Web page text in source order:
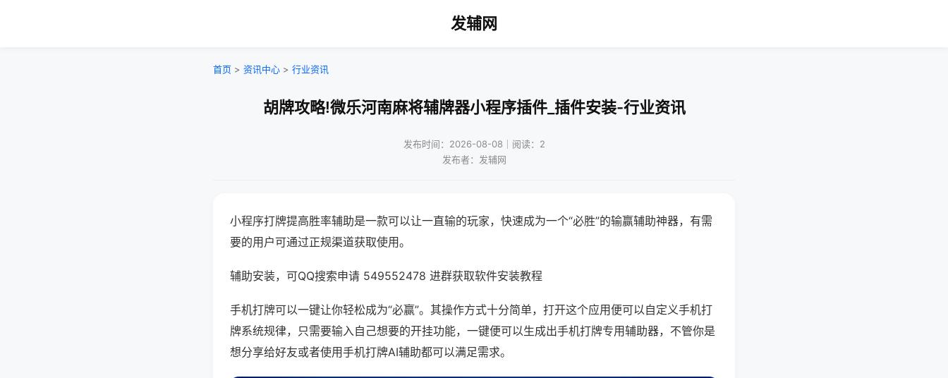
发辅网
首页 > 资讯中心 > 行业资讯
胡牌攻略!微乐河南麻将辅牌器小程序插件_插件安装-行业资讯
发布时间：2026-08-08｜阅读：2
发布者：发辅网
小程序打牌提高胜率辅助是一款可以让一直输的玩家，快速成为一个“必胜”的输赢辅助神器，有需
要的用户可通过正规渠道获取使用。
辅助安装，可QQ搜索申请 549552478 进群获取软件安装教程
手机打牌可以一键让你轻松成为“必赢”。其操作方式十分简单，打开这个应用便可以自定义手机打
牌系统规律，只需要输入自己想要的开挂功能，一键便可以生成出手机打牌专用辅助器，不管你是
想分享给好友或者使用手机打牌AI辅助都可以满足需求。